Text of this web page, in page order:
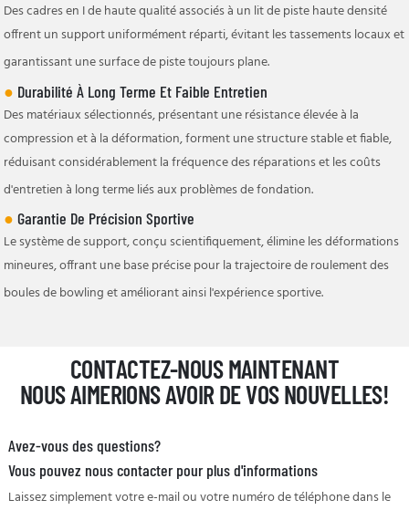
Des cadres en I de haute qualité associés à un lit de piste haute densité
offrent un support uniformément réparti, évitant les tassements locaux et
garantissant une surface de piste toujours plane.
● Durabilité À Long Terme Et Faible Entretien
Des matériaux sélectionnés, présentant une résistance élevée à la
compression et à la déformation, forment une structure stable et fiable,
réduisant considérablement la fréquence des réparations et les coûts
d'entretien à long terme liés aux problèmes de fondation.
● Garantie De Précision Sportive
Le système de support, conçu scientifiquement, élimine les déformations
mineures, offrant une base précise pour la trajectoire de roulement des
boules de bowling et améliorant ainsi l'expérience sportive.
CONTACTEZ-NOUS MAINTENANT
NOUS AIMERIONS AVOIR DE VOS NOUVELLES!
Avez-vous des questions?
Vous pouvez nous contacter pour plus d'informations
Laissez simplement votre e-mail ou votre numéro de téléphone dans le